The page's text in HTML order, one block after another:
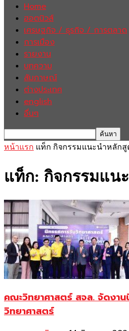
Home
ฮอตนิวส์
เศรษฐกิจ / ธุรกิจ / การตลาด
การเมือง
รายงาน
บทความ
สัมภาษณ์
ต่างประเทศ
english
อื่นๆ
หน้าแรก แท็ก กิจกรรมแนะนำหลักสู
แท็ก: กิจกรรมแน
คณะวิทยาศาสตร์ สจล. จัดงา
วิทยาศาสตร์